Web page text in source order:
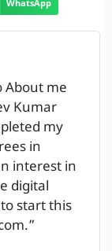
WhatsApp
About me
Kumar
my
in
interest in
digital
start this